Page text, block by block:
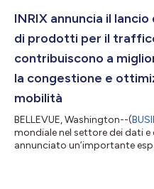
livello mondiale. INRIX offre
INRIX annuncia il
di prodotti per il
contribuiscono a
la congestione e
mobilità
BELLEVUE, Washington--(
mondiale nel settore dei dati e
annunciato un’importante